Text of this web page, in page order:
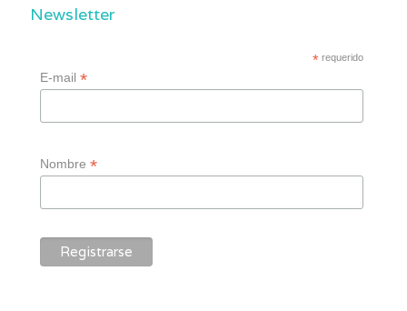
Newsletter
* requerido
E-mail*
Nombre*